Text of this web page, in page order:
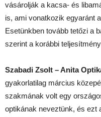
vásárolják a kacsa- és
is, ami vonatkozik egyaránt
Esetünkben tovább tetőzi a
szerint a korábbi
Szabadi Zsolt – Anita
gyakorlatilag március
szakmának volt egy
optikának neveztünk, és ezt